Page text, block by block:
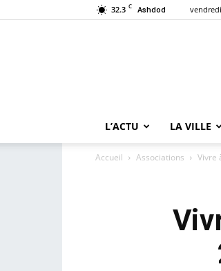
32.3 C Ashdod
L’ACTU LA VILLE
Accueil Associations Vivre